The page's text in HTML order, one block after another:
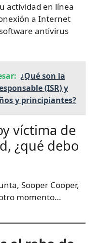
actividad en línea
a Internet
antivirus
¿Qué son la
(ISR) y
y principiantes?
víctima de
¿qué debo
Sooper Cooper,
momento…